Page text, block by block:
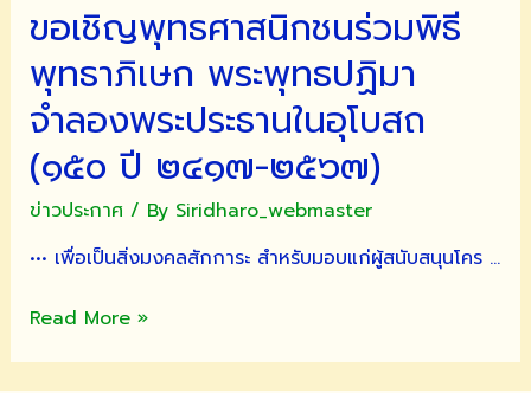
(๑๕๐
๒๔๑๗-๒๕๖๗)
วัดมัชฌันติการาม
ขอเชิญพุทธศาสนิกชนร่วมพิธี
พุทธาภิเษก พระพุทธปฏิมา
จำลองพระประธานในอุโบสถ
(๑๕๐ ปี ๒๔๑๗-๒๕๖๗)
ข่าวประกาศ/ By Siridharo_webmaster
••• เพื่อเป็นสิ่งมงคลสักการะ สำหรับมอบแก่ผู้สนับสนุนโคร …
ขอ
Read More »